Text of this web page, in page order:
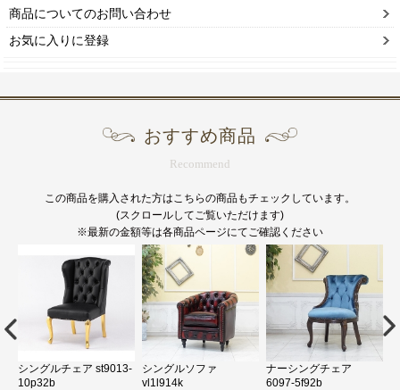
商品についてのお問い合わせ
お気に入りに登録
おすすめ商品
Recommend
この商品を購入された方はこちらの商品もチェックしています。
(スクロールしてご覧いただけます)
※最新の金額等は各商品ページにてご確認ください
シングルチェア st9013-
10p32b
シングルソファ
vl1l914k
ナーシングチェア
6097-5f92b